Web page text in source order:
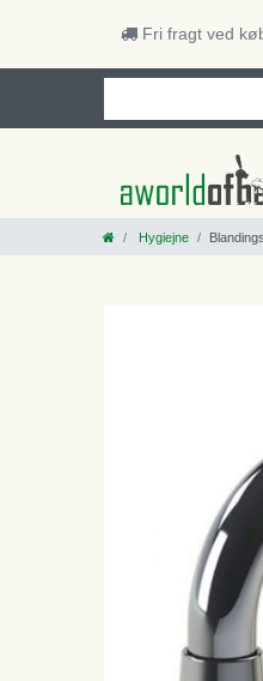
Fri fragt ved
Hygiejne